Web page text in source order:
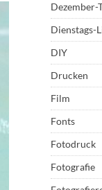
Dezember-
Dienstags-
DIY
Drucken
Film
Fonts
Fotodruck
Fotografie